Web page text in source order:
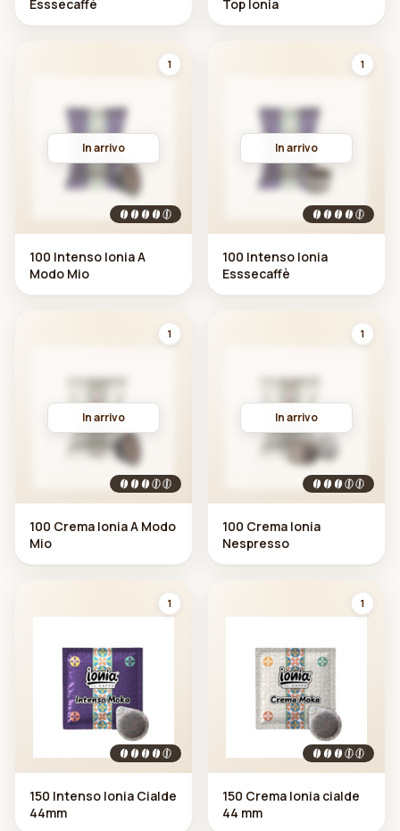
Esssecaffè
Top Ionia
1
In arrivo
100 Intenso Ionia A
Modo Mio
1
In arrivo
100 Intenso Ionia
Esssecaffè
1
In arrivo
100 Crema Ionia A Modo
Mio
1
In arrivo
100 Crema Ionia
Nespresso
1
150 Intenso Ionia Cialde
44mm
1
150 Crema Ionia cialde
44 mm